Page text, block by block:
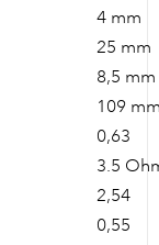
4 mm
25 mm
8,5 mm
109
0,63
3.5
2,54
0,55